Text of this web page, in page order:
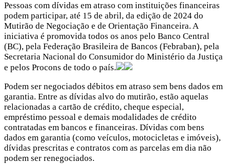
Pessoas com dívidas em atraso com instituições financeiras
podem participar, até 15 de abril, da edição de 2024 do
Mutirão de Negociação e de Orientação Financeira. A
iniciativa é promovida todos os anos pelo Banco Central
(BC), pela Federação Brasileira de Bancos (Febraban), pela
Secretaria Nacional do Consumidor do Ministério da Justiça
e pelos Procons de todo o país.
Podem ser negociados débitos em atraso sem bens dados em
garantia. Entre as dívidas alvo do mutirão, estão aquelas
relacionadas a cartão de crédito, cheque especial,
empréstimo pessoal e demais modalidades de crédito
contratadas em bancos e financeiras. Dívidas com bens
dados em garantia (como veículos, motocicletas e imóveis),
dívidas prescritas e contratos com as parcelas em dia não
podem ser renegociados.